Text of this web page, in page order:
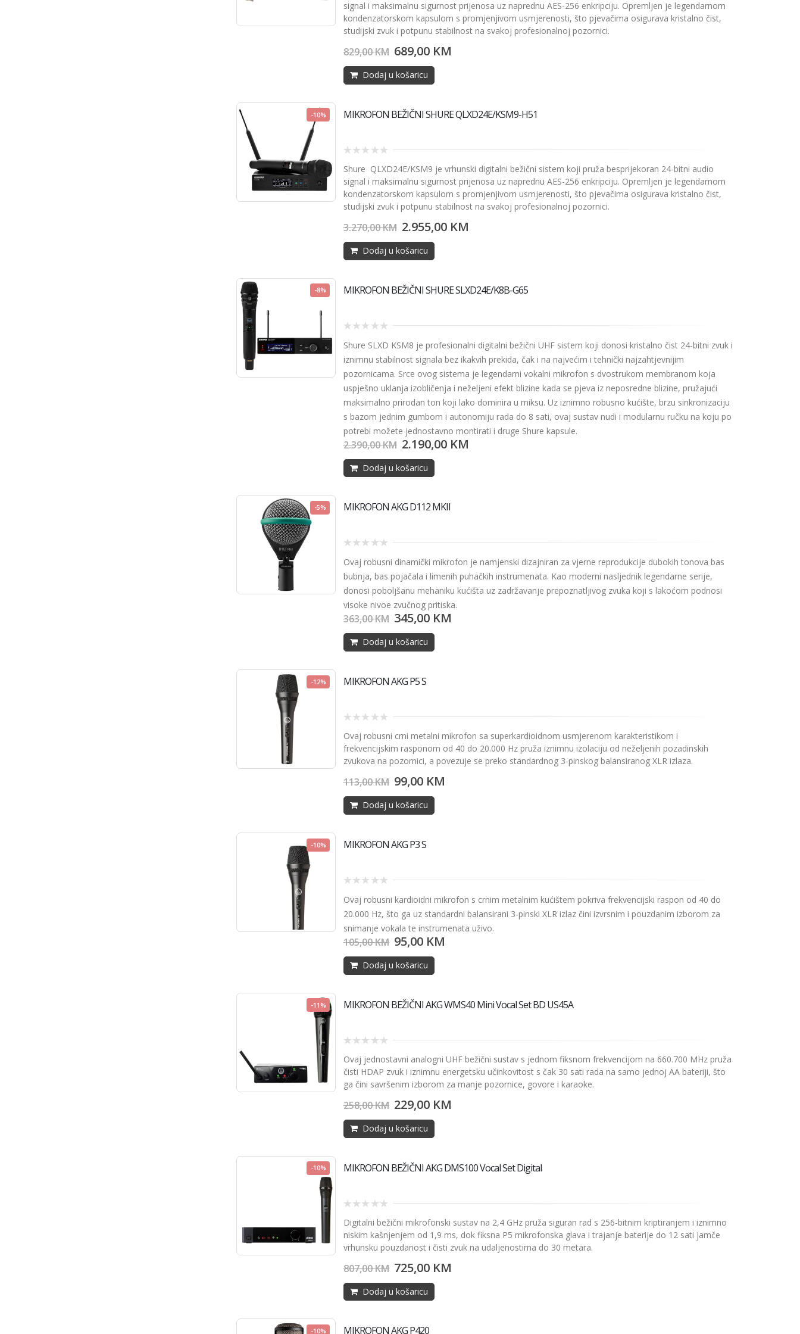
of
5
signal i maksimalnu sigurnost prijenosa uz naprednu AES-256 enkripciju. Opremljen je legendarnom
kondenzatorskom kapsulom s promjenjivom usmjerenosti, što pjevačima osigurava kristalno čist,
studijski zvuk i potpunu stabilnost na svakoj profesionalnoj pozornici.
829,00KM 689,00 KM
Dodaj u košaricu
-10% MIKROFON BEŽIČNI SHURE QLXD24E/KSM9-H51
out
of
5
Shure QLXD24E/KSM9 je vrhunski digitalni bežični sistem koji pruža besprijekoran 24-bitni audio
signal i maksimalnu sigurnost prijenosa uz naprednu AES-256 enkripciju. Opremljen je legendarnom
kondenzatorskom kapsulom s promjenjivom usmjerenosti, što pjevačima osigurava kristalno čist,
studijski zvuk i potpunu stabilnost na svakoj profesionalnoj pozornici.
3.270,00KM 2.955,00 KM
Dodaj u košaricu
-8% MIKROFON BEŽIČNI SHURE SLXD24E/K8B-G65
out
5
Shure SLXD KSM8 je profesionalni digitalni bežični UHF sistem koji donosi kristalno čist 24-bitni zvuk i
iznimnu stabilnost signala bez ikakvih prekida, čak i na najvećim i tehnički najzahtjevnijim
pozornicama. Srce ovog sistema je legendarni vokalni mikrofon s dvostrukom membranom koja
uspješno uklanja izobličenja i neželjeni efekt blizine kada se pjeva iz neposredne blizine, pružajući
maksimalno prirodan ton koji lako dominira u miksu. Uz iznimno robusno kućište, brzu sinkronizaciju
s bazom jednim gumbom i autonomiju rada do 8 sati, ovaj sustav nudi i modularnu ručku na koju po
potrebi možete jednostavno montirati i druge Shure kapsule.
2.390,00KM 2.190,00 KM
Dodaj u košaricu
-5% MIKROFON AKG D112 MKII
out
of
5
Ovaj robusni dinamički mikrofon je namjenski dizajniran za vjerne reprodukcije dubokih tonova bas
bubnja, bas pojačala i limenih puhačkih instrumenata. Kao moderni nasljednik legendarne serije,
donosi poboljšanu mehaniku kućišta uz zadržavanje prepoznatljivog zvuka koji s lakoćom podnosi
visoke nivoe zvučnog pritiska.
363,00KM 345,00 KM
Dodaj u košaricu
-12% MIKROFON AKG P5 S
out
of
5
Ovaj robusni crni metalni mikrofon sa superkardioidnom usmjerenom karakteristikom i
frekvencijskim rasponom od 40 do 20.000 Hz pruža iznimnu izolaciju od neželjenih pozadinskih
zvukova na pozornici, a povezuje se preko standardnog 3-pinskog balansiranog XLR izlaza.
113,00KM 99,00 KM
Dodaj u košaricu
-10% MIKROFON AKG P3 S
out
5
Ovaj robusni kardioidni mikrofon s crnim metalnim kućištem pokriva frekvencijski raspon od 40 do
20.000 Hz, što ga uz standardni balansirani 3-pinski XLR izlaz čini izvrsnim i pouzdanim izborom za
snimanje vokala te instrumenata uživo.
105,00KM 95,00 KM
Dodaj u košaricu
-11% MIKROFON BEŽIČNI AKG WMS40 Mini Vocal Set BD US45A
out
of
5
Ovaj jednostavni analogni UHF bežični sustav s jednom fiksnom frekvencijom na 660.700 MHz pruža
čisti HDAP zvuk i iznimnu energetsku učinkovitost s čak 30 sati rada na samo jednoj AA bateriji, što
ga čini savršenim izborom za manje pozornice, govore i karaoke.
258,00KM 229,00 KM
Dodaj u košaricu
-10% MIKROFON BEŽIČNI AKG DMS100 Vocal Set Digital
out
of
5
Digitalni bežični mikrofonski sustav na 2,4 GHz pruža siguran rad s 256-bitnim kriptiranjem i iznimno
niskim kašnjenjem od 1,9 ms, dok fiksna P5 mikrofonska glava i trajanje baterije do 12 sati jamče
vrhunsku pouzdanost i čisti zvuk na udaljenostima do 30 metara.
807,00KM 725,00 KM
Dodaj u košaricu
-10% MIKROFON AKG P420